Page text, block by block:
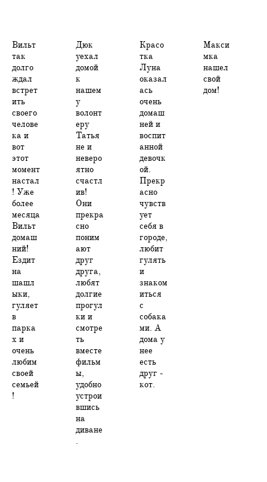
Вильт
так
долго
ждал
встрет
ить
своего
челове
ка и
вот
этот
момент
настал
! Уже
более
месяца
Вильт
домаш
ний!
Ездит
на
шашл
ыки,
гуляет
в
парка
х и
очень
любим
своей
семьей
!
Дюк
уехал
домой
к
нашем
у
волонт
еру
Татья
не и
неверо
ятно
счастл
ив!
Они
прекра
сно
поним
ают
друг
друга,
любят
долгие
прогул
ки и
смотре
ть
вместе
фильм
ы,
удобно
устрои
вшись
на
диване
.
Красо
тка
Луна
оказал
ась
очень
домаш
ней и
воспит
анной
девочк
ой.
Прекр
асно
чувств
ует
себя в
городе,
любит
гулять
и
знаком
иться
с
собака
ми. А
дома у
нее
есть
друг -
кот.
Макси
мка
нашел
свой
дом!